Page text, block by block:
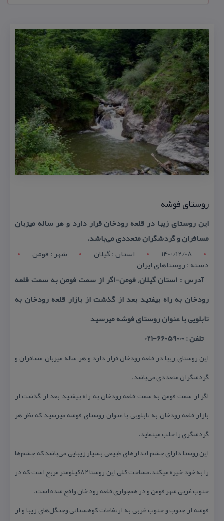
روستای فوشه
این روستای زیبا در قلعه رودخان قرار دارد و هر ساله میزبان
مسافران و گردشگران متعددی می‌باشد.
1400/12/08
استان : گيلان شهر : فومن
دسته : روستاهای ایران
آدرس : استان گیلان, فومن-اگر از سمت فومن به سمت قلعه
رودخان به راه بیفتید بعد از گذشت از بازار قلعه رودخان به
تابلویی با عنوان روستای فوشه میرسید
تلفن : 66059000-021
این روستای زیبا در قلعه رودخان قرار دارد و هر ساله میزبان مسافران و
گردشگران متعددی می‌باشد.
اگر از سمت فومن به سمت قلعه رودخان به راه بیفتید بعد از گذشت از
بازار قلعه رودخان به تابلویی با عنوان روستای فوشه میرسید كه نظر هر
گردشگری را جلب مینماید.
این روستا دارای چشم انداز‌های طبیعی بسیار زیبایی می‌باشد كه چشم‌ها
را به خود خیره میكند.مساحت كلی این روستا ۸۲كیلومتر مربع است كه در
جنوب غربی شهر فومن و در همجواری قلعه رود خان واقع شده است.
فوشه از جنوب و جنوب غربی به ارتفاعات كوهستانی وجنگل‌های زیبا و از